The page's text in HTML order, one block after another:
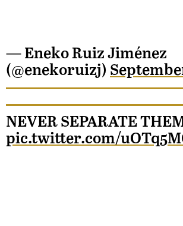
— Eneko Ruiz Jiménez
(@enekoruizj)
NEVER SEPARATE
pic.twitter.com/